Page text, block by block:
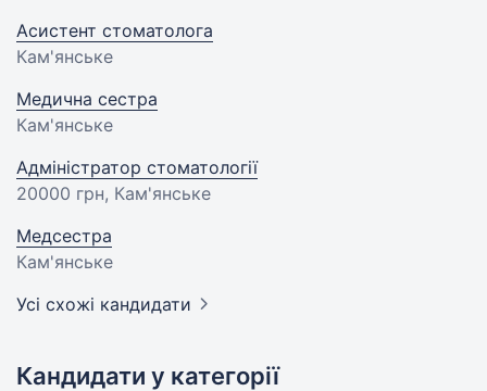
Асистент стоматолога
Кам'янське
Медична сестра
Кам'янське
Адміністратор стоматології
20000 грн, Кам'янське
Медсестра
Кам'янське
Усі схожі кандидати
Кандидати у категорії